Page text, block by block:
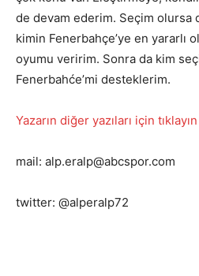
de devam ederim. Seçim olursa
kimin Fenerbahçe’ye en yararlı
oyumu veririm. Sonra da kim
Fenerbahće’mi desteklerim.
Yazarın diğer yazıları için tıklayın
mail: alp.eralp@abcspor.com
twitter: @alperalp72